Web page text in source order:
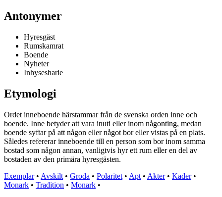
Antonymer
Hyresgäst
Rumskamrat
Boende
Nyheter
Inhysesharie
Etymologi
Ordet inneboende härstammar från de svenska orden inne och
boende. Inne betyder att vara inuti eller inom någonting, medan
boende syftar på att någon eller något bor eller vistas på en plats.
Således refererar inneboende till en person som bor inom samma
bostad som någon annan, vanligtvis hyr ett rum eller en del av
bostaden av den primära hyresgästen.
Exemplar• Avskilt • Groda • Polaritet • Apt • Akter• Kader•
Monark • Tradition • Monark •